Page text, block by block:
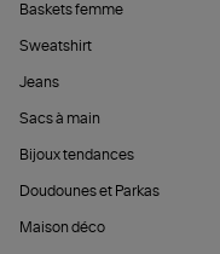
Baskets femme
Sweatshirt
Jeans
Sacs à main
Bijoux tendances
Doudounes et Parkas
Maison déco